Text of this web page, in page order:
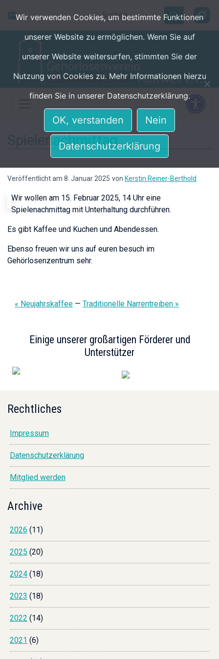
Search
Spielenachmittag
Veröffentlicht am 8. Januar 2025 von Kerstin Reiner-Berthold
Wir wollen am 15. Februar 2025, 14 Uhr eine
Spielenachmittag mit Unterhaltung durchführen.
Es gibt Kaffee und Kuchen und Abendessen.
Ebenso freuen wir uns auf euren besuch im
Gehörlosenzentrum sehr.
« Neujahrskaffee — Traditionelle Narrentreiben »
Einige unserer großartigen Förderer und
Unterstützer
Rechtliches
Impressum
Datenschutzerklärung
Mitglied werden
Archive
2026 (11)
2025 (20)
2024 (18)
2023 (18)
2022 (14)
2021 (6)
Wir verwenden Cookies, um bestimmte Funktionen
unserer Website zu ermöglichen. Wenn Sie auf
unserer Website weitersurfen, stimmten Sie der
Nutzung von Cookies zu. Mehr Informationen hierzu
finden Sie in unserer Datenschutzerklärung.
OK, verstanden Nein
Datenschutzerklärung